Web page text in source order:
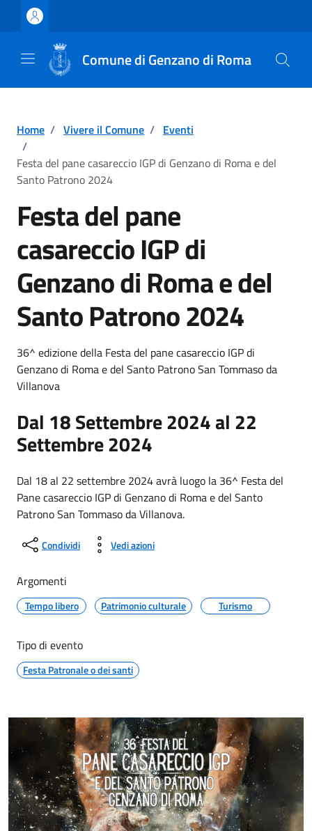
Vai ai contenuti
Vai al footer
Comune di Genzano di Roma
Home / Vivere il Comune / Eventi
/
Festa del pane casareccio IGP di Genzano di Roma e del
Santo Patrono 2024
Festa del pane
casareccio IGP di
Genzano di Roma e del
Santo Patrono 2024
36^ edizione della Festa del pane casareccio IGP di
Genzano di Roma e del Santo Patrono San Tommaso da
Villanova
Dal 18 Settembre 2024 al 22
Settembre 2024
Dal 18 al 22 settembre 2024 avrà luogo la 36^ Festa del
Pane casareccio IGP di Genzano di Roma e del Santo
Patrono San Tommaso da Villanova.
Condividi Vedi azioni
Argomenti
Tempo libero Patrimonio culturale Turismo
Tipo di evento
Festa Patronale o dei santi